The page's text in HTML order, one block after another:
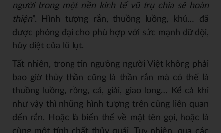
người trong một nền kinh tế vũ trụ chia sẽ hoàn
thiện”. Hình tượng rắn, thuồng luồng, khú… đã
được phóng đại cho phù hợp với sức mạnh dữ dội,
hủy diệt của lũ lụt.
Tất nhiên, trong tín ngưỡng người Việt không phải
bao giờ thủy thần cũng là thần rắn mà có thể là
thuồng luồng, rồng, cá, giải, giao long… Kể cả khi
như vậy thì những hình tượng trên cũng liên quan
đến rắn. Hoặc là biến thể về mặt tên gọi, hoặc là
cùng một tính chất thủy quái. Tuy nhiên, qua các